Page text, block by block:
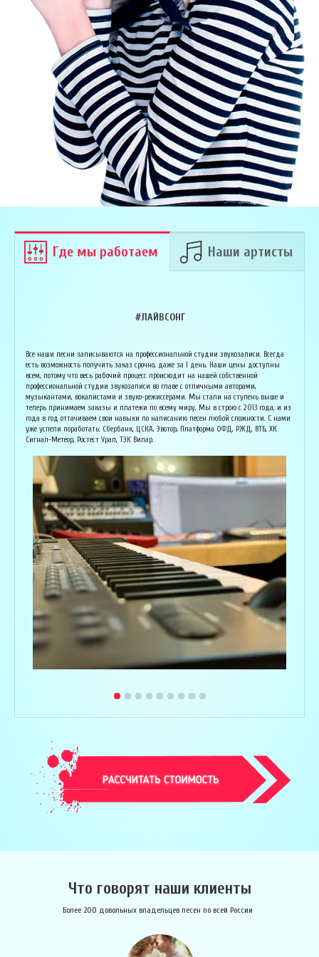
Где мы работаем Наши артисты
#ЛАЙВСОНГ
Все наши песни записываются на профессиональной студии звукозаписи. Всегда
есть возможность получить заказ срочно, даже за 1 день. Наши цены доступны
всем, потому что весь рабочий процесс происходит на нашей собственной
профессиональной студии звукозаписи во главе с отличными авторами,
музыкантами, вокалистами и звуко-режиссерами. Мы стали на ступень выше и
теперь принимаем заказы и платежи по всему миру. Мы в строю с 2013 года, и из
года в год оттачиваем свои навыки по написанию песен любой сложности. С нами
уже успели поработать: Сбербанк, ЦСКА, Эвотор, Платформа ОФД, РЖД, ВТБ, ХК
Сигнал-Метеор, Ростест Урал, ТЭК Вилар.
Армен Алавердян
Основатель организации "Лайвсонг". С детства занимается музыкой, пишет
аранжировки, делает сведение и мастеринг на профессиональном уровне.
Может сделать коммерческий звук даже по записи с диктофона :) Состоит в
дуэте "Ag Jan", и выступает на концертах по всей России. Снимает клипы
вместе со своими музыкантами, и они собирают более 1 млн. просмотров на
ютубе! В основном пишет песни о любви, семье и ценностях жизни. Армен
сделает из вашей истории настоящую конфетку, обращайтесь!
Исполнитель, звукорежиссёр
Что говорят наши клиенты
Более 200 довольных владельцев песен по всей России